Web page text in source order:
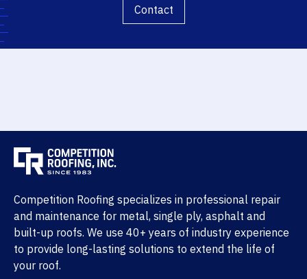
Contact
Competition Roofing specializes in professional repair
and maintenance for metal, single ply, asphalt and
built-up roofs. We use 40+ years of industry experience
to provide long-lasting solutions to extend the life of
your roof.